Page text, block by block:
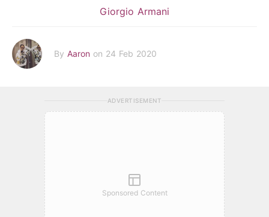
Giorgio Armani
By Aaron on 24 Feb 2020
ADVERTISEMENT
Sponsored Content